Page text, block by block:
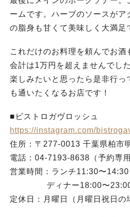
ームです。ハーブのソースがア
の脂身も甘くて美味しく大満足
これだけのお料理を頼んでお酒
会計は1万円を超えませんでし
楽しみたいと思ったら是非行っ
も通いたくなるお店です！
■ビストロガヴロッシュ
https://instagram.com/
住所：〒277-0013 千葉県柏市
電話：04-7193-8638（予約専用
営業時間：ランチ11:30〜14:30
ディナー18:00〜23:00（
定休日：月曜日（月曜日祝日の